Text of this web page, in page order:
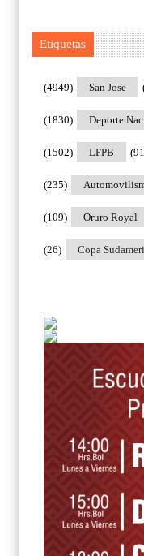
Etiquetas
San Jose
(4949)
Deporte
(1830)
LFPB
(1502)
(235)
Oruro Royal
(109)
Copa
(26)